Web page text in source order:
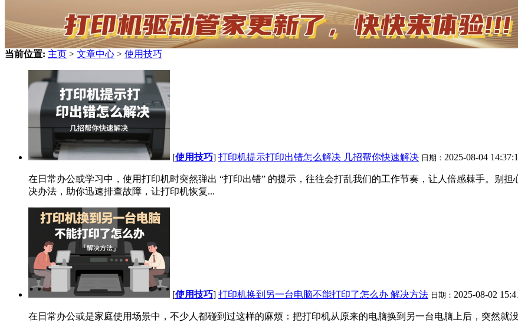
当前位置: 主页 > 文章中心 > 使用技巧
[使用技巧] 打印机提示打印出错怎么解决 几招帮你快速解决 日期： 2025-08-04
在日常办公或学习中，使用打印机时突然弹出 “打印出错” 的提示，往往会打乱我们的工作节奏，让人倍感棘手。别
决办法，助你迅速排查故障，让打印机恢复...
[使用技巧] 打印机换到另一台电脑不能打印了怎么办 解决方法 日期： 2025-08-02
在日常办公或是家庭使用场景中，不少人都碰到过这样的麻烦：把打印机从原来的电脑换到另一台电脑上后，突然就